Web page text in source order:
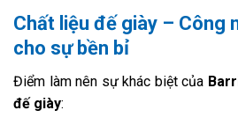
Chất liệu đế giày – Công
cho sự bền bỉ
Điểm làm nên sự khác biệt của
đế giày: